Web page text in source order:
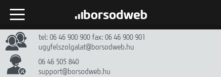
tel: 06 46 900 900 fax: 06 46 900 901
ugyfelszolgalat@borsodweb.hu
06 46 505 840
support@borsodweb.hu
Kezdőlap
Internet